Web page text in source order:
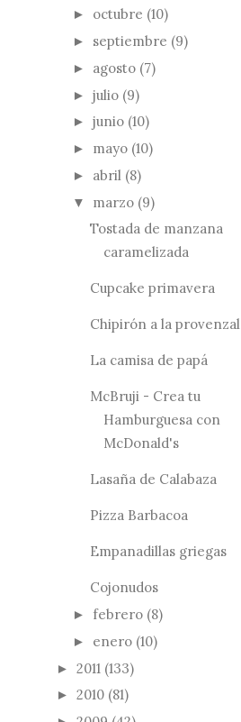
► octubre (10)
► septiembre (9)
► agosto (7)
► julio (9)
► junio (10)
► mayo (10)
► abril (8)
▼ marzo (9)
Tostada de manzana
caramelizada
Cupcake primavera
Chipirón a la provenzal
La camisa de papá
McBruji - Crea tu
Hamburguesa con
McDonald's
Lasaña de Calabaza
Pizza Barbacoa
Empanadillas griegas
Cojonudos
► febrero (8)
► enero (10)
► 2011 (133)
► 2010 (81)